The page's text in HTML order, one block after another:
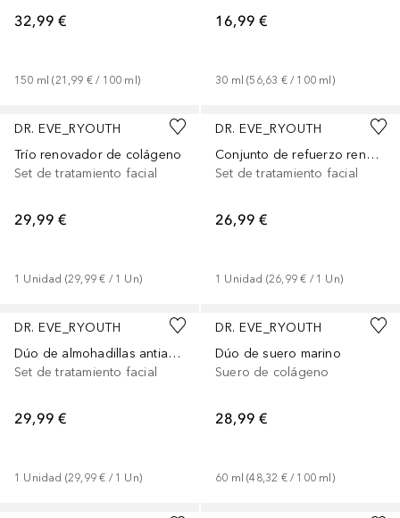
32,99 €
150 ml (21,99 € / 100 ml )
16,99 €
30 ml (56,63 € / 100 ml )
DR. EVE_RYOUTH
Trío renovador de colágeno
Set de tratamiento facial
29,99 €
1 Unidad (29,99 € / 1 Un)
DR. EVE_RYOUTH
Conjunto de refuerzo renovador
Set de tratamiento facial
26,99 €
1 Unidad (26,99 € / 1 Un)
DR. EVE_RYOUTH
Dúo de almohadillas antiarrugas renovadoras
Set de tratamiento facial
29,99 €
1 Unidad (29,99 € / 1 Un)
DR. EVE_RYOUTH
Dúo de suero marino
Suero de colágeno
28,99 €
60 ml (48,32 € / 100 ml )